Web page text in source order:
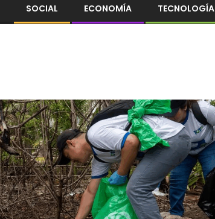
SOCIAL ECONOMÍA TECNOLOGÍA